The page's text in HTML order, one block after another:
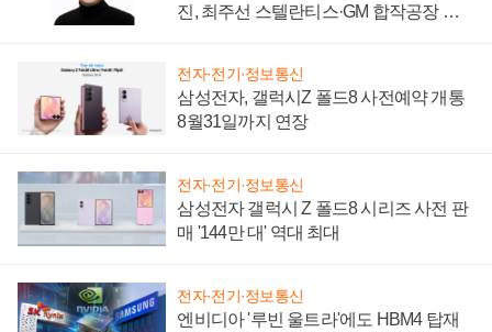
진, 최주선 스텔란티스·GM 합작공장 건
전자·전기·정보통신
삼성전자, 갤럭시Z 폴드8 사전예약 개통
8월31일까지 연장
전자·전기·정보통신
삼성전자 갤럭시 Z 폴드8 시리즈 사전 판
매 '144만 대' 역대 최대
전자·전기·정보통신
엔비디아 '루빈 울트라'에도 HBM4 탑재